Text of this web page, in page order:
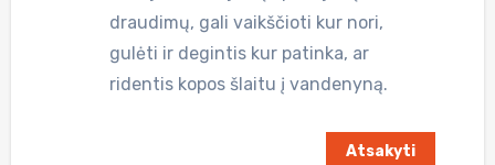
draudimų, gali vaikščioti kur nori,
gulėti ir degintis kur patinka, ar
ridentis kopos šlaitu į vandenyną.
Atsakyti